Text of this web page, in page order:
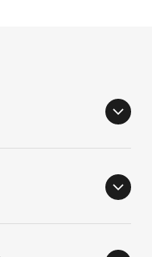
arrow_back_ios
arrow_back_ios